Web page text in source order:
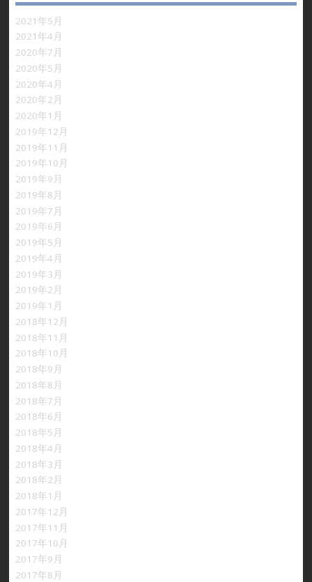
2021年5月
2021年4月
2020年7月
2020年5月
2020年4月
2020年2月
2020年1月
2019年12月
2019年11月
2019年10月
2019年9月
2019年8月
2019年7月
2019年6月
2019年5月
2019年4月
2019年3月
2019年2月
2019年1月
2018年12月
2018年11月
2018年10月
2018年9月
2018年8月
2018年7月
2018年6月
2018年5月
2018年4月
2018年3月
2018年2月
2018年1月
2017年12月
2017年11月
2017年10月
2017年9月
2017年8月